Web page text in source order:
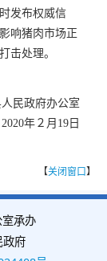
发布权威信
响猪肉市场正
击处理。
民政府办公室
2020年２月19日
【关闭窗口】
承办
府